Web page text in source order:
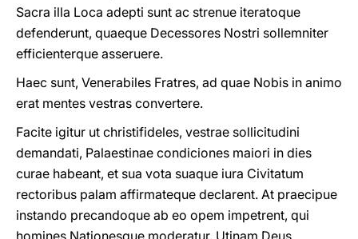
Sacra illa Loca adepti sunt ac strenue iteratoque
defenderunt, quaeque Decessores Nostri sollemniter
efficienterque asseruere.
Haec sunt, Venerabiles Fratres, ad quae Nobis in animo
erat mentes vestras convertere.
Facite igitur ut christifideles, vestrae sollicitudini
demandati, Palaestinae condiciones maiori in dies
curae habeant, et sua vota suaque iura Civitatum
rectoribus palam affirmateque declarent. At praecipue
instando precandoque ab eo opem impetrent, qui
homines Nationesque moderatur. Utinam Deus